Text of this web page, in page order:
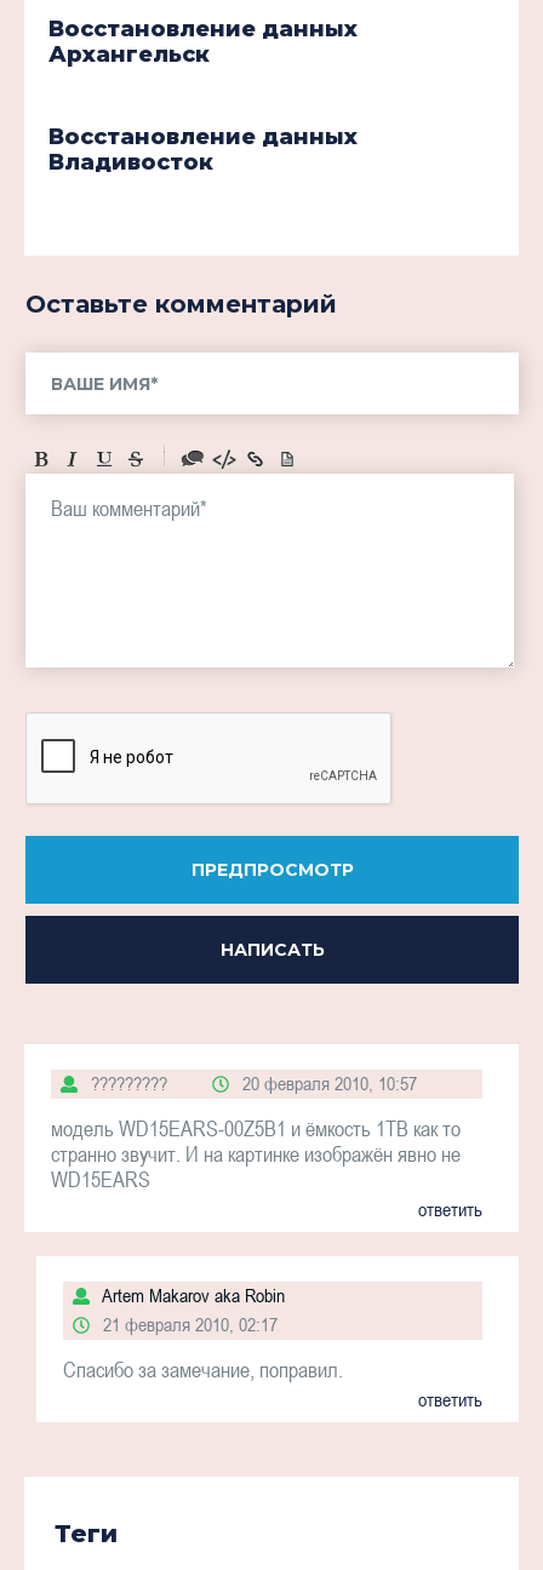
Восстановление данных
Архангельск
Восстановление данных
Владивосток
Оставьте комментарий
-
-
-
ПРЕДПРОСМОТР
НАПИСАТЬ
????????? 20 февраля 2010, 10:57
модель WD15EARS-00Z5B1 и ёмкость 1TB как то
странно звучит. И на картинке изображён явно не
WD15EARS
ответить
Artem Makarov aka Robin
21 февраля 2010, 02:17
Спасибо за замечание, поправил.
ответить
Теги